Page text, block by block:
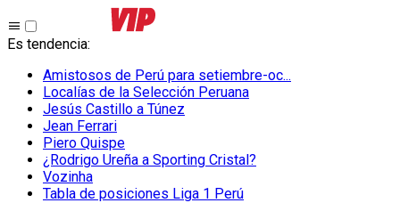
Es tendencia:
Amistosos de Perú para setiembre-oc...
Localías de la Selección Peruana
Jesús Castillo a Túnez
Jean Ferrari
Piero Quispe
¿Rodrigo Ureña a Sporting Cristal?
Vozinha
Tabla de posiciones Liga 1 Perú